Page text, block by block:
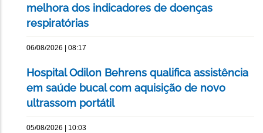
melhora dos indicadores de doenças
respiratórias
06/08/2026 | 08:17
Hospital Odilon Behrens qualifica assistência
em saúde bucal com aquisição de novo
ultrassom portátil
05/08/2026 | 10:03